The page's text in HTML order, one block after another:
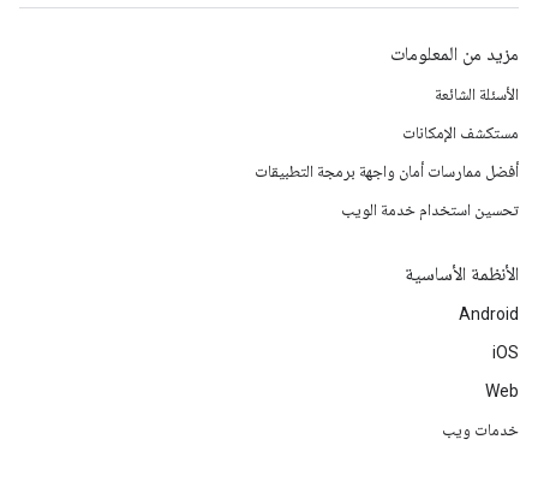
مزيد من المعلومات
الأسئلة الشائعة
مستكشف الإمكانات
أفضل ممارسات أمان واجهة برمجة التطبيقات
تحسين استخدام خدمة الويب
الأنظمة الأساسية
Android
iOS
Web
خدمات ويب